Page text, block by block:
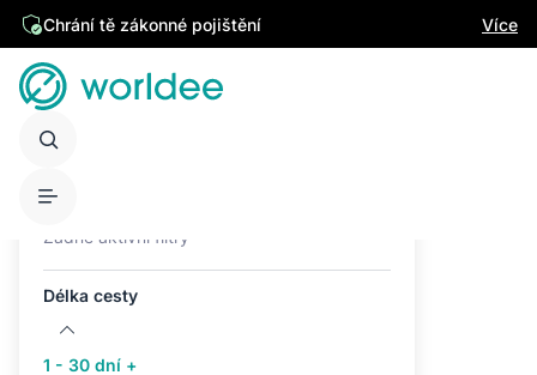
Chrání tě zákonné pojištění Více
Žádné aktivní filtry
Délka cesty
1 - 30 dní +